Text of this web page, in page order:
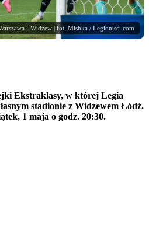
- Widzew | fot. Mishka / Legionisci.com
Ekstraklasy, w której Legia
stadionie z Widzewem Łódź.
1 maja o godz. 20:30.